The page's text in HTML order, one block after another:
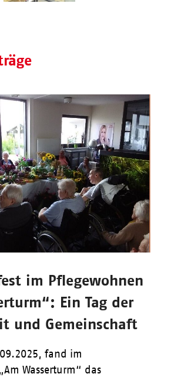
im Pflegewohnen
Ein Tag der
und Gemeinschaft
fand im
Wasserturm“ das